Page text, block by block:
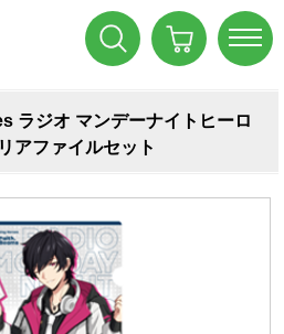
ラジオ マンデーナイトヒーロ
アファイルセット